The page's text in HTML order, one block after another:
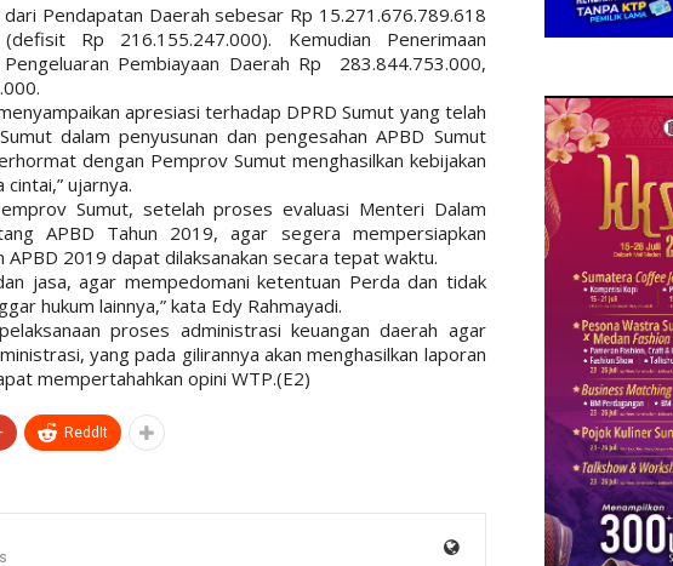
Pendapatan Daerah sebesar Rp 15.271.676.789.618
Rp 216.155.247.000). Kemudian Penerimaan
Pembiayaan Daerah Rp 283.844.753.000,
apresiasi terhadap DPRD Sumut yang telah
dalam penyusunan dan pengesahan APBD Sumut
dengan Pemprov Sumut menghasilkan kebijakan
ujarnya.
Sumut, setelah proses evaluasi Menteri Dalam
APBD Tahun 2019, agar segera mempersiapkan
2019 dapat dilaksanakan secara tepat waktu.
jasa, agar mempedomani ketentuan Perda dan tidak
hukum lainnya,” kata Edy Rahmayadi.
proses administrasi keuangan daerah agar
yang pada gilirannya akan menghasilkan laporan
mempertahahkan opini WTP.(E2)
ReddIt